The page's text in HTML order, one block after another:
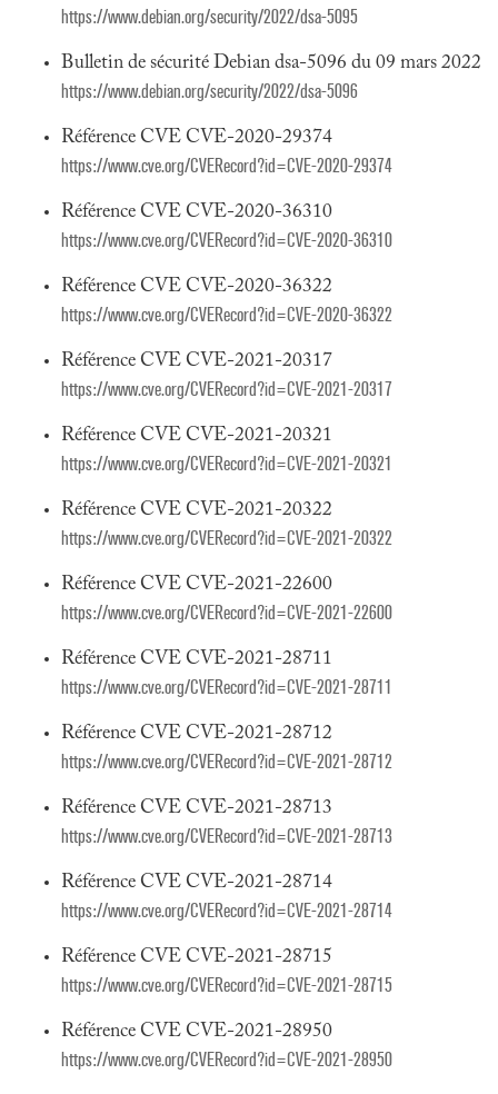
https://www.debian.org/security/2022/dsa-5095
Bulletin de sécurité Debian dsa-5096 du 09 mars 2022
https://www.debian.org/security/2022/dsa-5096
Référence CVE CVE-2020-29374
https://www.cve.org/CVERecord?id=CVE-2020-29374
Référence CVE CVE-2020-36310
https://www.cve.org/CVERecord?id=CVE-2020-36310
Référence CVE CVE-2020-36322
https://www.cve.org/CVERecord?id=CVE-2020-36322
Référence CVE CVE-2021-20317
https://www.cve.org/CVERecord?id=CVE-2021-20317
Référence CVE CVE-2021-20321
https://www.cve.org/CVERecord?id=CVE-2021-20321
Référence CVE CVE-2021-20322
https://www.cve.org/CVERecord?id=CVE-2021-20322
Référence CVE CVE-2021-22600
https://www.cve.org/CVERecord?id=CVE-2021-22600
Référence CVE CVE-2021-28711
https://www.cve.org/CVERecord?id=CVE-2021-28711
Référence CVE CVE-2021-28712
https://www.cve.org/CVERecord?id=CVE-2021-28712
Référence CVE CVE-2021-28713
https://www.cve.org/CVERecord?id=CVE-2021-28713
Référence CVE CVE-2021-28714
https://www.cve.org/CVERecord?id=CVE-2021-28714
Référence CVE CVE-2021-28715
https://www.cve.org/CVERecord?id=CVE-2021-28715
Référence CVE CVE-2021-28950
https://www.cve.org/CVERecord?id=CVE-2021-28950